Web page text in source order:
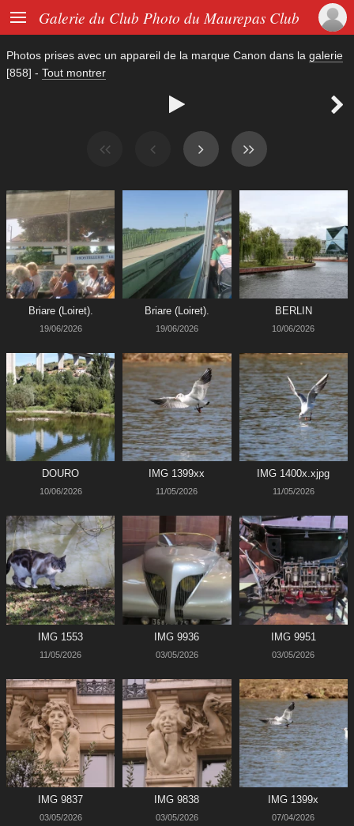
 Galerie du Club Photo du Maurepas Club
Photos prises avec un appareil de la marque Canon dans la galerie
[858] - Tout montrer
 
Briare (Loiret).
19/06/2026
Briare (Loiret).
19/06/2026
BERLIN
10/06/2026
DOURO
10/06/2026
IMG 1399xx
11/05/2026
IMG 1400x.xjpg
11/05/2026
IMG 1553
11/05/2026
IMG 9936
03/05/2026
IMG 9951
03/05/2026
IMG 9837
03/05/2026
IMG 9838
03/05/2026
IMG 1399x
07/04/2026